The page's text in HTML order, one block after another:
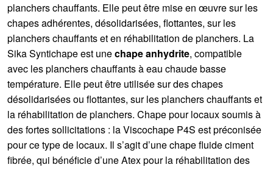
planchers chauffants. Elle peut être mise en œuvre sur les
chapes adhérentes, désolidarisées, flottantes, sur les
planchers chauffants et en réhabilitation de planchers. La
Sika Syntichape est unechape anhydrite, compatible
avec les planchers chauffants à eau chaude basse
température. Elle peut être utilisée sur des chapes
désolidarisées ou flottantes, sur les planchers chauffants et
la réhabilitation de planchers. Chape pour locaux soumis à
des fortes sollicitations : la Viscochape P4S est préconisée
pour ce type de locaux. Il s’agit d’une chape fluide ciment
fibrée, qui bénéficie d’une Atex pour la réhabilitation des